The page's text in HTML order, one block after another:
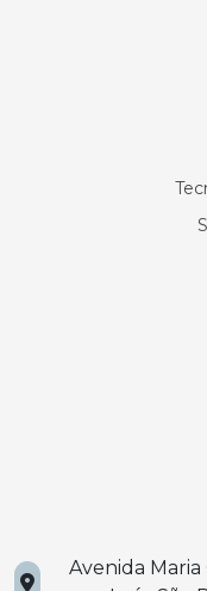
Avenida Maria